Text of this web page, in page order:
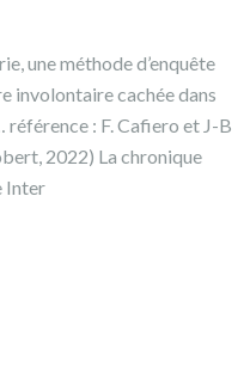
une méthode d’enquête
involontaire cachée dans
: F. Cafiero et J-B
2022) La chronique
Inter